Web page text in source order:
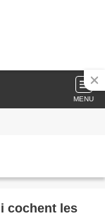
MENU
cochent les